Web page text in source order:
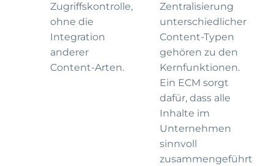
Zugriffskontrolle,
ohne die
Integration
anderer
Content-Arten.
Zentralisierung
unterschiedlicher
Content-Typen
gehören zu den
Kernfunktionen.
Ein ECM sorgt
dafür, dass alle
Inhalte im
Unternehmen
sinnvoll
zusammengeführt